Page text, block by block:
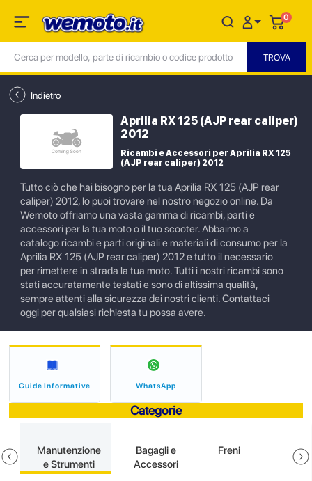
0
Indietro
Aprilia RX 125 (AJP rear caliper)
2012
Ricambi e Accessori per Aprilia RX 125
(AJP rear caliper) 2012
Tutto ciò che hai bisogno per la tua Aprilia RX 125 (AJP rear
caliper) 2012, lo puoi trovare nel nostro negozio online. Da
Wemoto offriamo una vasta gamma di ricambi, parti e
accessori per la tua moto o il tuo scooter. Abbaimo a
catalogo ricambi e parti originali e materiali di consumo per la
Aprilia RX 125 (AJP rear caliper) 2012 e tutto il necessario
per rimettere in strada la tua moto. Tutti i nostri ricambi sono
stati accuratamente testati e sono di altissima qualità,
sempre attenti alla sicurezza dei nostri clienti. Contattaci
oggi per qualsiasi richiesta tu possa avere.
Guide Informative WhatsApp
Categorie
Manutenzione
e Strumenti
Bagagli e
Accessori
Freni